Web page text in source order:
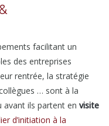
facilitant un
des entreprises
rentrée, la stratégie
… sont à la
avant ils partent en visite
d’initiation à la